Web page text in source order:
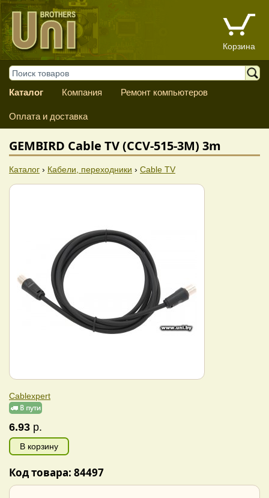
Корзина
Каталог Компания Ремонт компьютеров
Оплата и доставка
GEMBIRD Cable TV (CCV-515-3M) 3m
Каталог › Кабели, переходники › Cable TV
Cablexpert
6.93 р.
В корзину
Код товара: 84497